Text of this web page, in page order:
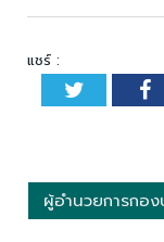
แชร์ :
Twitter
ผู้อำนวยการกอง